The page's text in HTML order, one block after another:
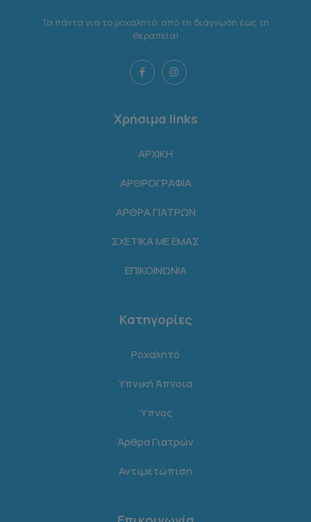
Τα πάντα για το ροχαλητό, από τη διάγνωση έως τη
θεραπεία!
Χρήσιμα links
ΑΡΧΙΚΗ
ΑΡΘΡΟΓΡΑΦΙΑ
ΑΡΘΡΑ ΓΙΑΤΡΩΝ
ΣΧΕΤΙΚΑ ΜΕ ΕΜΑΣ
ΕΠΙΚΟΙΝΩΝΙΑ
Κατηγορίες
Ροχαλητό
Υπνική Άπνοια
Ύπνος
Άρθρα Γιατρών
Αντιμετώπιση